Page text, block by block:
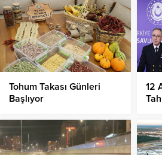
Tohum Takası Günleri
Başlıyor
12